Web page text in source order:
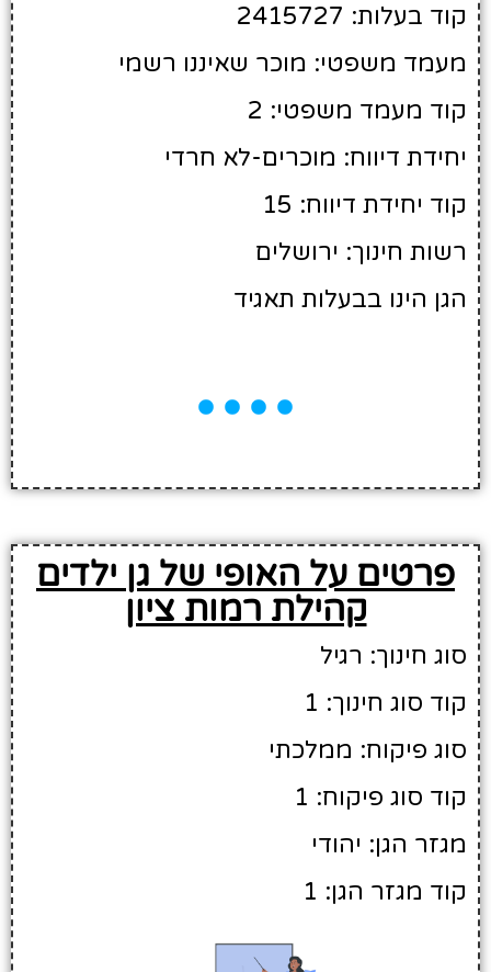
קוד בעלות: 2415727
מעמד משפטי: מוכר שאיננו רשמי
קוד מעמד משפטי: 2
יחידת דיווח: מוכרים-לא חרדי
קוד יחידת דיווח: 15
רשות חינוך: ירושלים
הגן הינו בבעלות תאגיד
פרטים על האופי של גן ילדים
קהילת רמות ציון
סוג חינוך: רגיל
קוד סוג חינוך: 1
סוג פיקוח: ממלכתי
קוד סוג פיקוח: 1
מגזר הגן: יהודי
קוד מגזר הגן: 1